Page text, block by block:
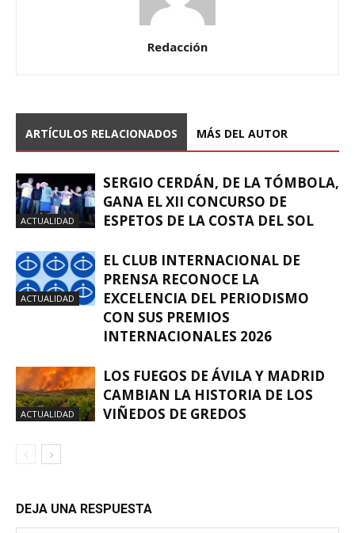
Redacción
ARTÍCULOS RELACIONADOS MÁS DEL AUTOR
ACTUALIDAD
SERGIO CERDÁN, DE LA TÓMBOLA,
GANA EL XII CONCURSO DE
ESPETOS DE LA COSTA DEL SOL
ACTUALIDAD
EL CLUB INTERNACIONAL DE
PRENSA RECONOCE LA
EXCELENCIA DEL PERIODISMO
CON SUS PREMIOS
INTERNACIONALES 2026
ACTUALIDAD
LOS FUEGOS DE ÁVILA Y MADRID
CAMBIAN LA HISTORIA DE LOS
VIÑEDOS DE GREDOS
DEJA UNA RESPUESTA